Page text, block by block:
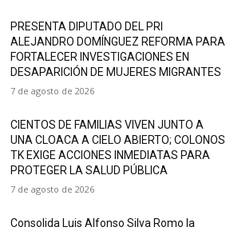
PRESENTA DIPUTADO DEL PRI
ALEJANDRO DOMÍNGUEZ REFORMA PARA
FORTALECER INVESTIGACIONES EN
DESAPARICIÓN DE MUJERES MIGRANTES
7 de agosto de 2026
CIENTOS DE FAMILIAS VIVEN JUNTO A
UNA CLOACA A CIELO ABIERTO; COLONOS
TK EXIGE ACCIONES INMEDIATAS PARA
PROTEGER LA SALUD PÚBLICA
7 de agosto de 2026
Consolida Luis Alfonso Silva Romo la